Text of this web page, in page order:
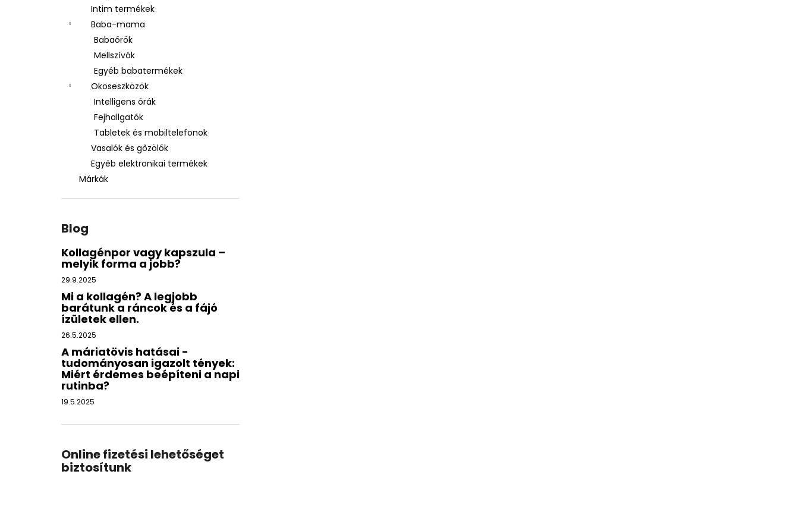
Intim termékek
Baba-mama
Babaőrök
Mellszívók
Egyéb babatermékek
Okoseszközök
Intelligens órák
Fejhallgatók
Tabletek és mobiltelefonok
Vasalók és gőzölők
Egyéb elektronikai termékek
Márkák
Blog
Kollagénpor vagy kapszula –
melyik forma a jobb?
29.9.2025
Mi a kollagén? A legjobb
barátunk a ráncok és a fájó
ízületek ellen.
26.5.2025
A máriatövis hatásai -
tudományosan igazolt tények:
Miért érdemes beépíteni a napi
rutinba?
19.5.2025
Online fizetési lehetőséget
biztosítunk